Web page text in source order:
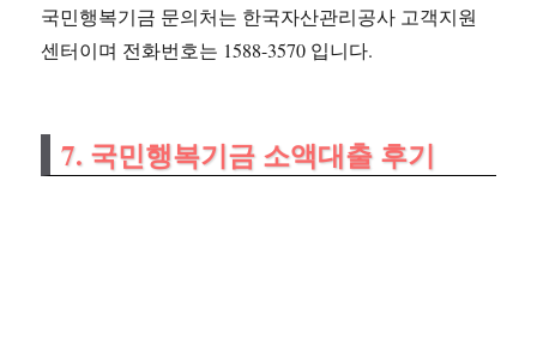
국민행복기금 문의처는 한국자산관리공사 고객지원
센터이며 전화번호는 1588-3570 입니다.
7. 국민행복기금 소액대출 후기